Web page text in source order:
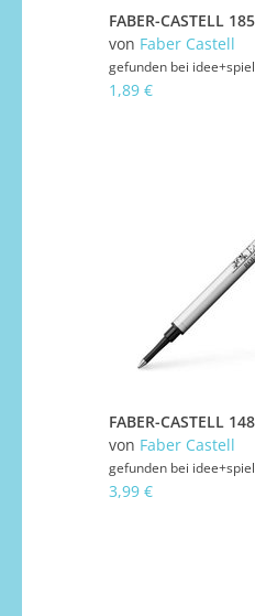
von Faber Castell
gefunden bei idee+spiel
1,89 €
von Faber Castell
gefunden bei idee+spiel
3,99 €